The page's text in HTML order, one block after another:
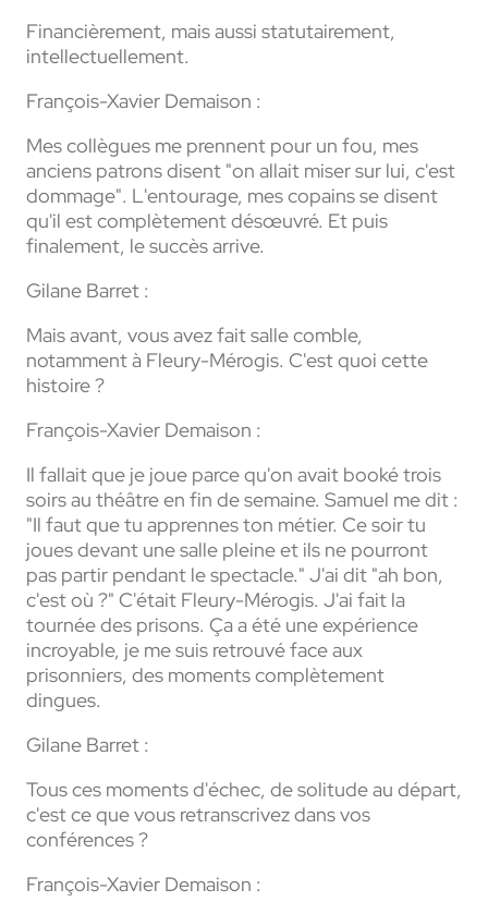
Financièrement, mais aussi statutairement,
intellectuellement.
François-Xavier Demaison :
Mes collègues me prennent pour un fou, mes
anciens patrons disent "on allait miser sur lui, c'est
dommage". L'entourage, mes copains se disent
qu'il est complètement désœuvré. Et puis
finalement, le succès arrive.
Gilane Barret :
Mais avant, vous avez fait salle comble,
notamment à Fleury-Mérogis. C'est quoi cette
histoire ?
François-Xavier Demaison :
Il fallait que je joue parce qu'on avait booké trois
soirs au théâtre en fin de semaine. Samuel me dit :
"Il faut que tu apprennes ton métier. Ce soir tu
joues devant une salle pleine et ils ne pourront
pas partir pendant le spectacle." J'ai dit "ah bon,
c'est où ?" C'était Fleury-Mérogis. J'ai fait la
tournée des prisons. Ça a été une expérience
incroyable, je me suis retrouvé face aux
prisonniers, des moments complètement
dingues.
Gilane Barret :
Tous ces moments d'échec, de solitude au départ,
c'est ce que vous retranscrivez dans vos
conférences ?
François-Xavier Demaison :